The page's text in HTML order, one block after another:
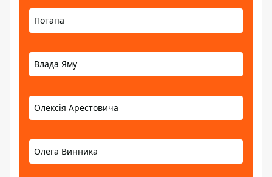
Потапа
Влада Яму
Олексія Арестовича
Олега Винника